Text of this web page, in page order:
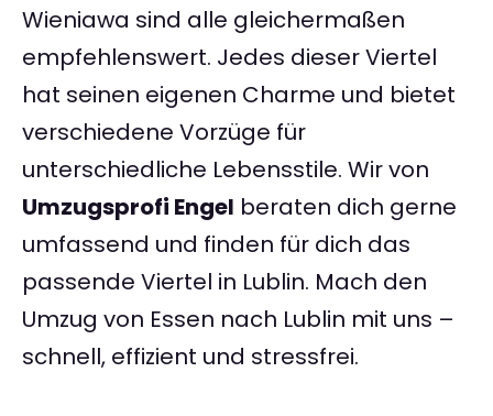
Wieniawa sind alle gleichermaßen
empfehlenswert. Jedes dieser Viertel
hat seinen eigenen Charme und bietet
verschiedene Vorzüge für
unterschiedliche Lebensstile. Wir von
Umzugsprofi Engel beraten dich gerne
umfassend und finden für dich das
passende Viertel in Lublin. Mach den
Umzug von Essen nach Lublin mit uns –
schnell, effizient und stressfrei.